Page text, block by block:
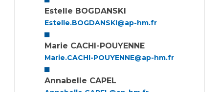
Estelle BOGDANSKI
Estelle.BOGDANSKI@ap-hm.fr
Marie CACHI-POUYENNE
Marie.CACHI-POUYENNE@ap-hm.fr
Annabelle CAPEL